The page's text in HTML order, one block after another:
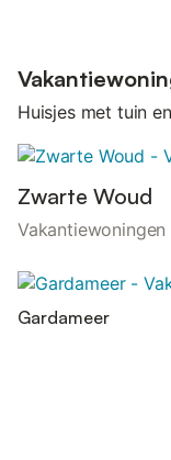
Huisjes met tuin
Zwarte Woud
Vakantiewoningen
Gardameer